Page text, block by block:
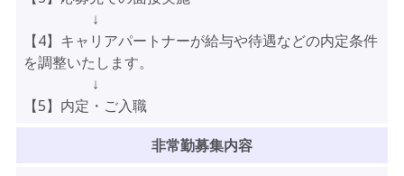
↓
【4】キャリアパートナーが給与や待遇などの内定条件
を調整いたします。
↓
【5】内定・ご入職
非常勤募集内容